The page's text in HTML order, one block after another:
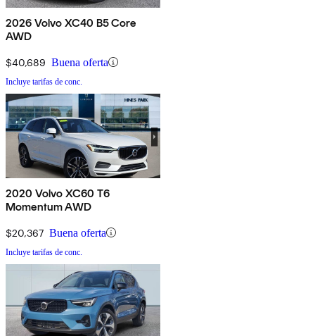
2026 Volvo XC40 B5 Core
AWD
$40,689 Buena oferta
Incluye tarifas de conc.
2020 Volvo XC60 T6
Momentum AWD
$20,367 Buena oferta
Incluye tarifas de conc.